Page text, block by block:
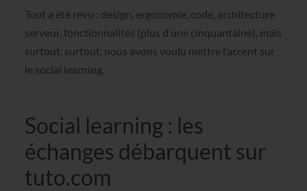
Tout a été revu : design, ergonomie, code, architecture
serveur, fonctionnalités (plus d’une cinquantaine), mais
surtout, surtout, nous avons voulu mettre l’accent sur
le social learning.
Social learning : les
échanges débarquent sur
tuto.com